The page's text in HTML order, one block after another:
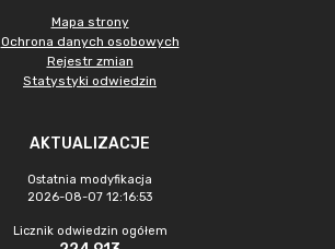
Mapa strony
Ochrona danych osobowych
Rejestr zmian
Statystyki odwiedzin
AKTUALIZACJE
Ostatnia modyfikacja
2026-08-07 12:16:53
Licznik odwiedzin ogółem